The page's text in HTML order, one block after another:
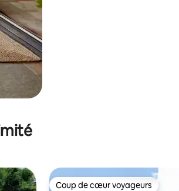
Coup de cœur voyageurs